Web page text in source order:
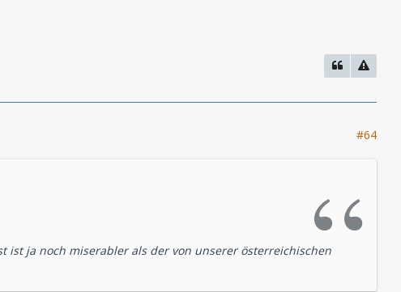
#64
ist ja noch miserabler als der von unserer österreichischen